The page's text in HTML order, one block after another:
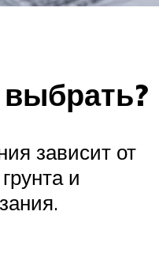
зависит от
и